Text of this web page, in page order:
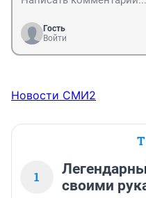
Гость
Войти
Новости СМИ2
1
своими